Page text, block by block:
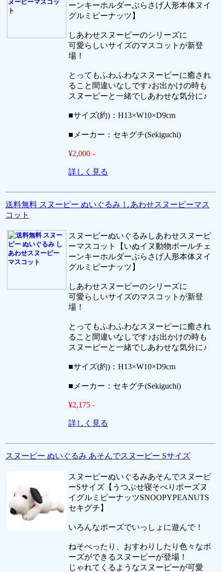
ーンキーホルダーぶらさげ人形本体ヌイ
グルミピーナッツ】
しあわせスヌーピーのシリーズに
可愛らしいサイズのマスコットが新登
場！
とってもふわふわなスヌーピーに癒され
ること間違いなしです♪お出かけの時も
スヌーピーと一緒でしあわせな気分に♪
■サイズ(約)：H13×W10×D9cm
■メーカー：セキグチ(Sekiguchi)
¥2,000 -
詳しく見る
送料無料 スヌーピー ぬいぐるみ しあわせスヌーピーマス
コット
スヌーピーぬいぐるみしあわせスヌーピ
ーマスコット【いぬイヌ動物ボールチェ
ーンキーホルダーぶらさげ人形本体ヌイ
グルミピーナッツ】
しあわせスヌーピーのシリーズに
可愛らしいサイズのマスコットが新登
場！
とってもふわふわなスヌーピーに癒され
ること間違いなしです♪お出かけの時も
スヌーピーと一緒でしあわせな気分に♪
■サイズ(約)：H13×W10×D9cm
■メーカー：セキグチ(Sekiguchi)
¥2,175 -
詳しく見る
スヌーピー ぬいぐるみ あそんでスヌーピー Sサイズ
スヌーピーぬいぐるみあそんでスヌーピ
ーSサイズ【うつぶせ寝そべりポーズヌ
イグルミピーナッツSNOOPYPEANUTS
セキグチ】
いろんなポーズでいっしょに遊んで！
ねそべったり、おすわりしたり色々なポ
ーズができるスヌーピーが登場！
じゃれてくるようなスヌーピーが可愛